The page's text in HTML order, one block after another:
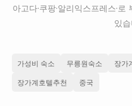
아고다·쿠팡·알리익스프레스·
있
가성비 숙소 무릉원숙소 장가
장가계호텔추천 중국